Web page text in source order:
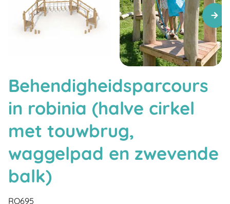
Behendigheidsparcours
in robinia (halve cirkel
met touwbrug,
waggelpad en zwevende
balk)
RO695